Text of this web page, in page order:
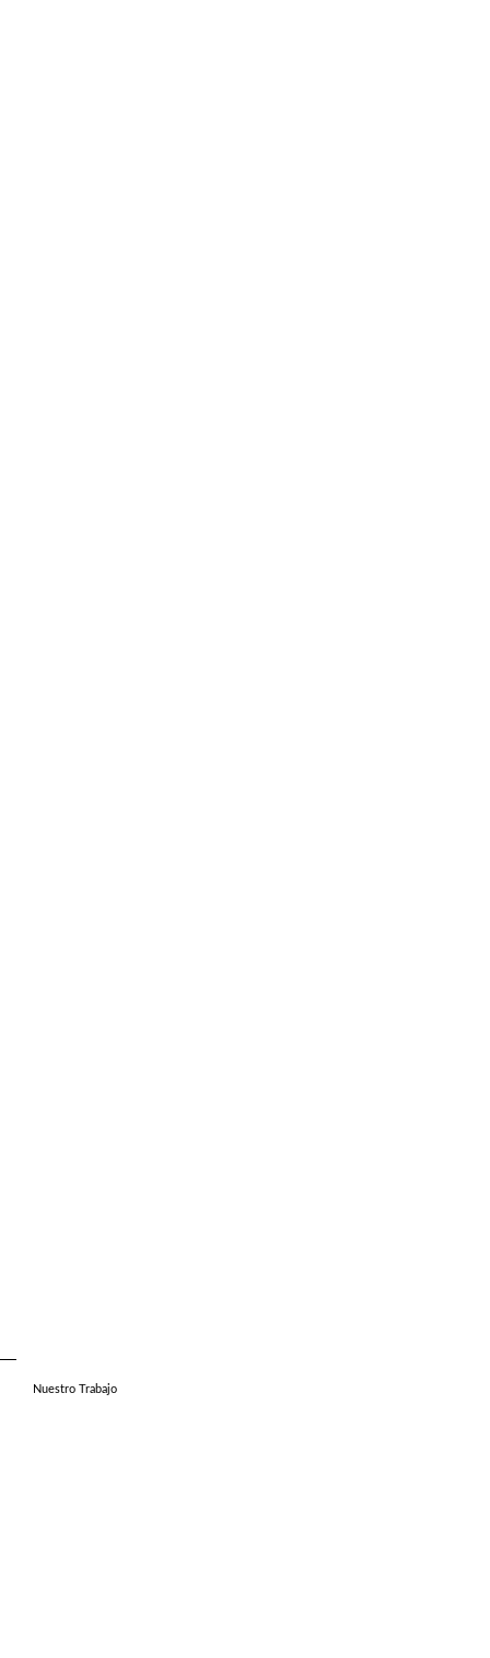
Nuestro Trabajo